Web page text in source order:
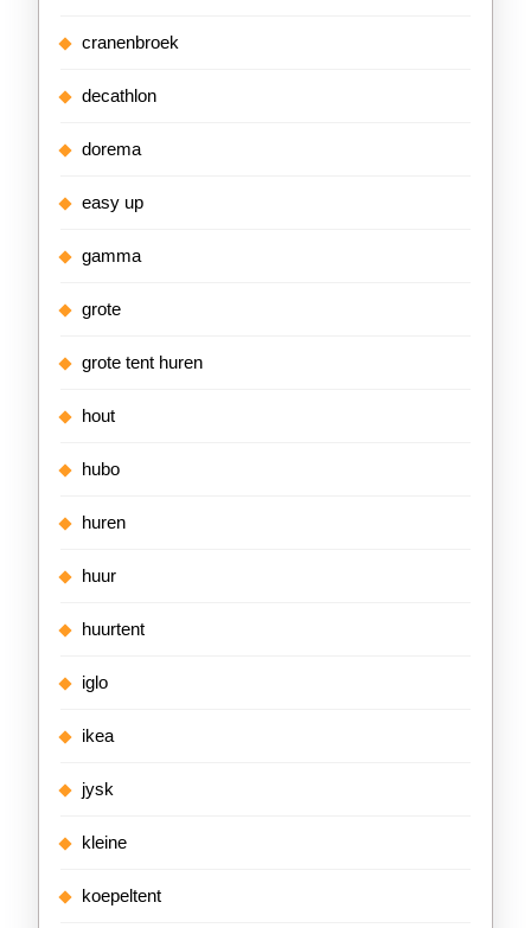
cranenbroek
decathlon
dorema
easy up
gamma
grote
grote tent huren
hout
hubo
huren
huur
huurtent
iglo
ikea
jysk
kleine
koepeltent